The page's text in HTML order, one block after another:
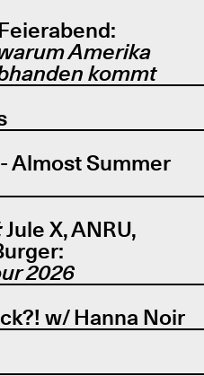
Amerika
kommt
Almost Summer
Jule X, ANRU,
2026
w/ Hanna Noir